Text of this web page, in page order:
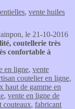
, vente huiles
le 21-10-2016
coutellerie très
confortable à
en ligne, vente
coutelier en ligne,
haut de gamme en
, vente en ligne de
couteaux, fabricant